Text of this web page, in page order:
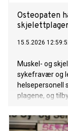
Osteopaten
15.5.2026
Muskel- og
sykefravær og
helsepersonell
plagene, og